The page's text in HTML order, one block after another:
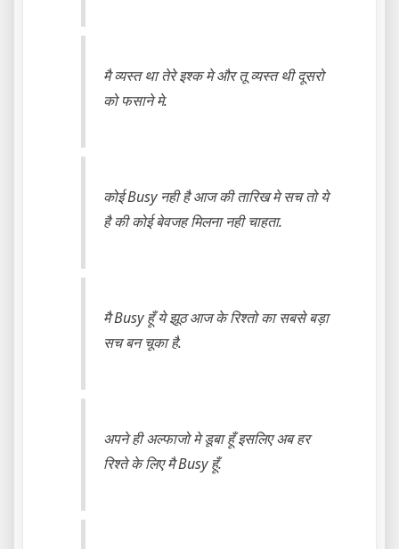
मै व्यस्त था तेरे इश्क मे और तू व्यस्त थी दूसरो
को फसाने मे.
कोई Busy नही है आज की तारिख मे सच तो ये
है की कोई बेवजह मिलना नही चाहता.
मै Busy हूँ ये झूठ आज के रिश्तो का सबसे बड़ा
सच बन चूका है.
अपने ही अल्फाजो मे डूबा हूँ इसलिए अब हर
रिश्ते के लिए मै Busy हूँ.